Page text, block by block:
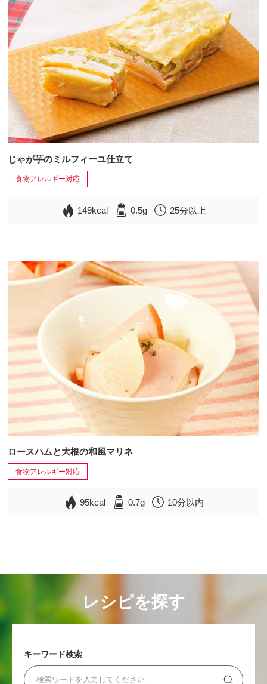
じゃが芋のミルフィーユ仕立て
食物アレルギー対応
149kcal 0.5g 25分以上
ロースハムと大根の和風マリネ
食物アレルギー対応
95kcal 0.7g 10分以内
レシピを探す
キーワード検索